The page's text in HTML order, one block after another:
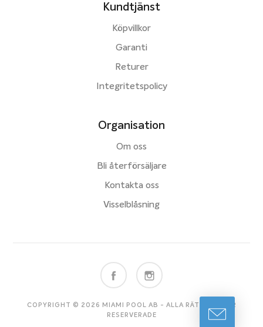
Kundtjänst
Köpvillkor
Garanti
Returer
Integritetspolicy
Organisation
Om oss
Bli återförsäljare
Kontakta oss
Visselblåsning
COPYRIGHT © 2026 MIAMI POOL AB - ALLA RÄTTIGHETER
RESERVERADE